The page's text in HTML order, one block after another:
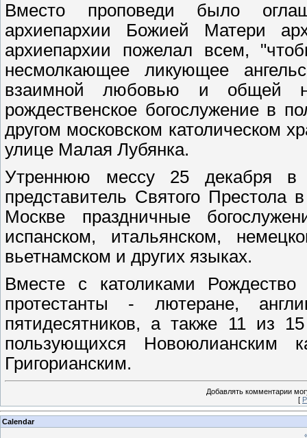
Вместо проповеди было
архиепархии Божией Матери
архиепархии пожелал всем,
несмолкающее ликующее
взаимной любовью и общей
рождественское богослужение в
другом московском католическом
улице Малая Лубянка.
Утреннюю мессу 25 декабря в
представитель Святого
Москве праздничные
испанском, итальянском,
вьетнамском и других языках.
Вместе с католиками
протестанты - лютеране,
пятидесятников, а также 11 из
пользующихся Новоюлианским
Григорианским.
Добавлять комментарии
[
Calendar